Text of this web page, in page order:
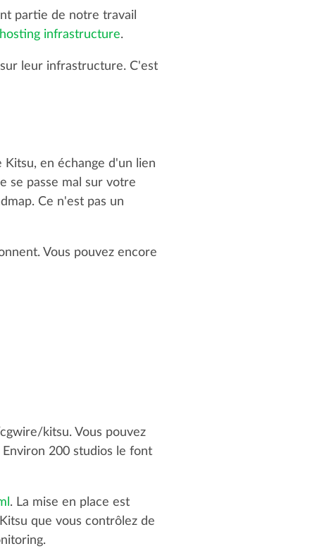
partie de notre travail
infrastructure.
leur infrastructure. C'est
en échange d'un lien
se passe mal sur votre
Ce n'est pas un
Vous pouvez encore
kitsu. Vous pouvez
200 studios le font
. La mise en place est
que vous contrôlez de